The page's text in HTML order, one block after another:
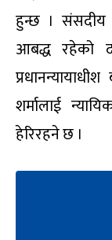
हुन्छ । संसदीय
आबद्ध रहेको
शर्मालाई
हेरिरहने छ ।